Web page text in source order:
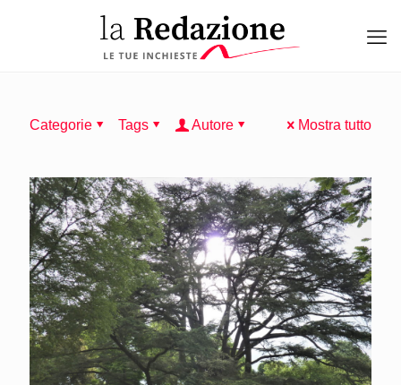
Categorie Tags Autore Mostra tutto